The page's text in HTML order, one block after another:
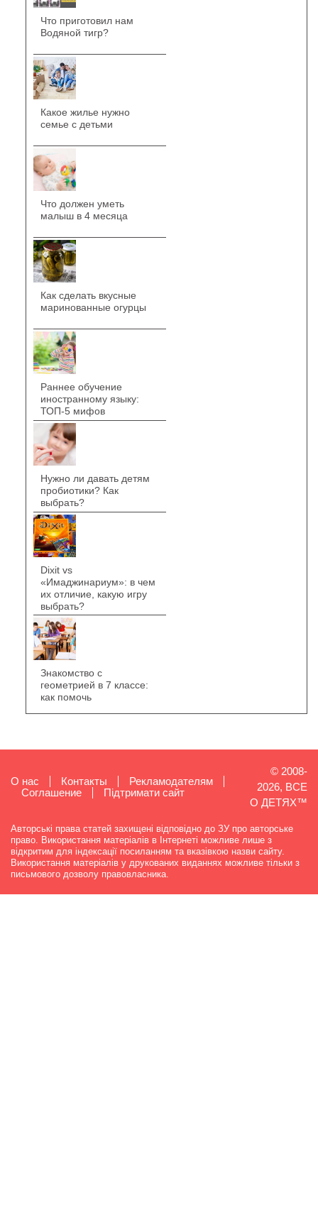
Что приготовил нам
Водяной тигр?
Какое жилье нужно
семье с детьми
Что должен уметь
малыш в 4 месяца
Как сделать вкусные
маринованные огурцы
Раннее обучение
иностранному языку:
ТОП-5 мифов
Нужно ли давать детям
пробиотики? Как
выбрать?
Dixit vs
«Имаджинариум»: в чем
их отличие, какую игру
выбрать?
Знакомство с
геометрией в 7 классе:
как помочь
О нас Контакты
Рекламодателям
Cоглашение
Підтримати сайт
© 2008-
2026, ВСЕ
О ДЕТЯХ™
Авторські права статей захищені відповідно до ЗУ про авторське
право. Використання матеріалів в Інтернеті можливе лише з
відкритим для індексації посиланням та вказівкою назви сайту.
Використання матеріалів у друкованих виданнях можливе тільки з
письмового дозволу правовласника.